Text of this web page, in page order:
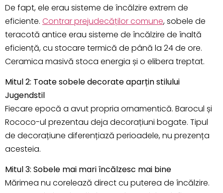
De fapt, ele erau sisteme de încălzire extrem de
eficiente. Contrar prejudecăților comune, sobele de
teracotă antice erau sisteme de încălzire de înaltă
eficiență, cu stocare termică de până la 24 de ore.
Ceramica masivă stoca energia și o elibera treptat.
Mitul 2: Toate sobele decorate aparțin stilului
Jugendstil
Fiecare epocă a avut propria ornamentică. Barocul și
Rococo-ul prezentau deja decorațiuni bogate. Tipul
de decorațiune diferențiază perioadele, nu prezența
acesteia.
Mitul 3: Sobele mai mari încălzesc mai bine
Mărimea nu corelează direct cu puterea de încălzire.